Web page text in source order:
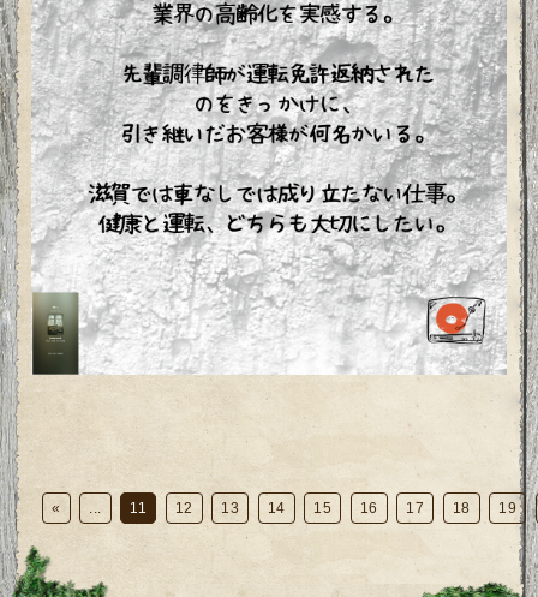
« ... 11 12 13 14 15 16 17 18 19